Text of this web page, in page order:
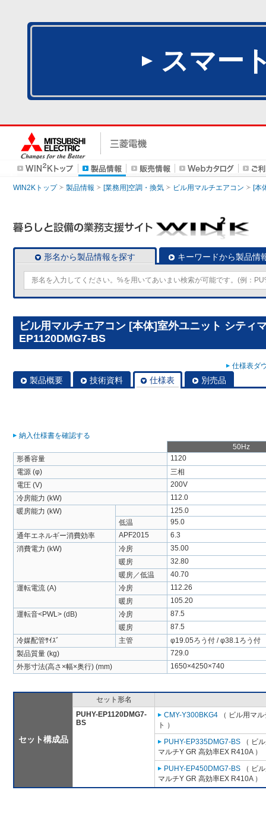
スマー
WIN2Kトップ 製品情報 [業務用]空調・換気 ビル用マルチエアコン [本
形名から製品情報を探す キーワードから製品情
ビル用マルチエアコン [本体]室外ユニット シティ
EP1120DMG7-BS
仕様表ダ
製品概要 技術資料 仕様表 別売品
納入仕様書を確認する
50Hz
形番容量
1120
電源 (φ)
三相
電圧 (V)
200V
冷房能力 (kW)
112.0
暖房能力 (kW)
125.0
低温
95.0
通年エネルギー消費効率
APF2015
6.3
消費電力 (kW)
冷房
35.00
暖房
32.80
暖房／低温
40.70
運転電流 (A)
冷房
112.26
暖房
105.20
運転音<PWL> (dB)
冷房
87.5
暖房
87.5
冷媒配管ｻｲｽﾞ
主管
φ19.05ろう付 / φ38.1ろう付
製品質量 (kg)
729.0
外形寸法(高さ×幅×奥行) (mm)
1650×4250×740
セット構成品
セット形名
PUHY-EP1120DMG7-
BS
CMY-Y300BKG4 （ ビル用マ
ト ）
PUHY-EP335DMG7-BS （ ビ
マルチY GR 高効率EX R410A ）
PUHY-EP450DMG7-BS （ ビ
マルチY GR 高効率EX R410A ）